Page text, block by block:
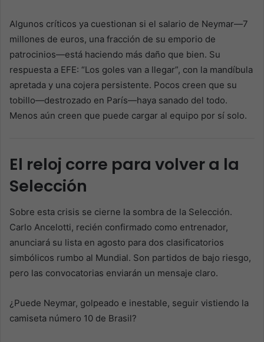
Algunos críticos ya cuestionan si el salario de Neymar—7
millones de euros, una fracción de su emporio de
patrocinios—está haciendo más daño que bien. Su
respuesta a EFE: “Los goles van a llegar”, con la mandíbula
apretada y una cojera persistente. Pocos creen que su
tobillo—destrozado en París—haya sanado del todo.
Menos aún creen que puede cargar al equipo por sí solo.
El reloj corre para volver a la
Selección
Sobre esta crisis se cierne la sombra de la Selección.
Carlo Ancelotti, recién confirmado como entrenador,
anunciará su lista en agosto para dos clasificatorios
simbólicos rumbo al Mundial. Son partidos de bajo riesgo,
pero las convocatorias enviarán un mensaje claro.
¿Puede Neymar, golpeado e inestable, seguir vistiendo la
camiseta número 10 de Brasil?